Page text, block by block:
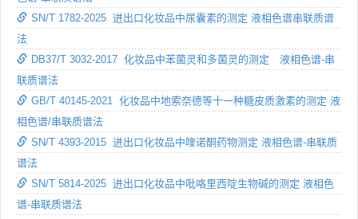
SN/T 1782-2025 进出口化妆品中尿囊素的测定 液相色谱串联质谱
法
DB37/T 3032-2017 化妆品中苯菌灵和多菌灵的测定 液相色谱-串
联质谱法
GB/T 40145-2021 化妆品中地索奈德等十一种糖皮质激素的测定 液
相色谱/串联质谱法
SN/T 4393-2015 进出口化妆品中喹诺酮药物测定 液相色谱-串联质
谱法
SN/T 5814-2025 进出口化妆品中吡咯里西啶生物碱的测定 液相色
谱-串联质谱法